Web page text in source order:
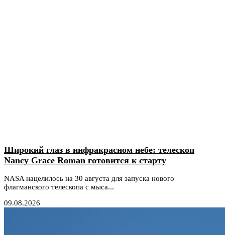
Широкий глаз в инфракрасном небе: телескоп
Nancy Grace Roman готовится к старту
NASA нацелилось на 30 августа для запуска нового
флагманского телескопа с мыса...
09.08.2026